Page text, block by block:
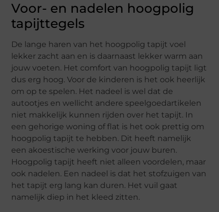
Voor- en nadelen hoogpolig
tapijttegels
De lange haren van het hoogpolig tapijt voel
lekker zacht aan en is daarnaast lekker warm aan
jouw voeten. Het comfort van hoogpolig tapijt ligt
dus erg hoog. Voor de kinderen is het ook heerlijk
om op te spelen. Het nadeel is wel dat de
autootjes en wellicht andere speelgoedartikelen
niet makkelijk kunnen rijden over het tapijt. In
een gehorige woning of flat is het ook prettig om
hoogpolig tapijt te hebben. Dit heeft namelijk
een akoestische werking voor jouw buren.
Hoogpolig tapijt heeft niet alleen voordelen, maar
ook nadelen. Een nadeel is dat het stofzuigen van
het tapijt erg lang kan duren. Het vuil gaat
namelijk diep in het kleed zitten.